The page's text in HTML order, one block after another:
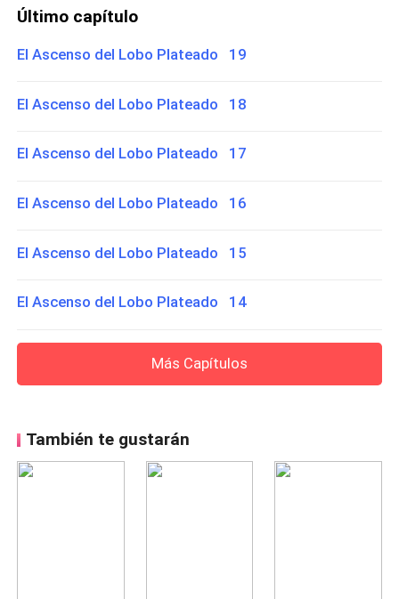
Último capítulo
El Ascenso del Lobo Plateado 19
El Ascenso del Lobo Plateado 18
El Ascenso del Lobo Plateado 17
El Ascenso del Lobo Plateado 16
El Ascenso del Lobo Plateado 15
El Ascenso del Lobo Plateado 14
Más Capítulos
También te gustarán